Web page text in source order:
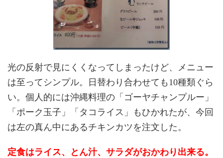
光の反射で見にくくなってしまったけど、メニュー
は至ってシンプル。日替わり合わせても10種類ぐら
い。個人的には沖縄料理の「ゴーヤチャンプルー」
「ポーク玉子」「タコライス」もひかれたが、今回
は左の真ん中にあるチキンカツを注文した。
定食はライス、とん汁、サラダがおかわり出来る。